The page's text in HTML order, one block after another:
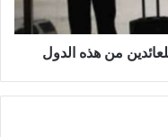
من هذه الدول